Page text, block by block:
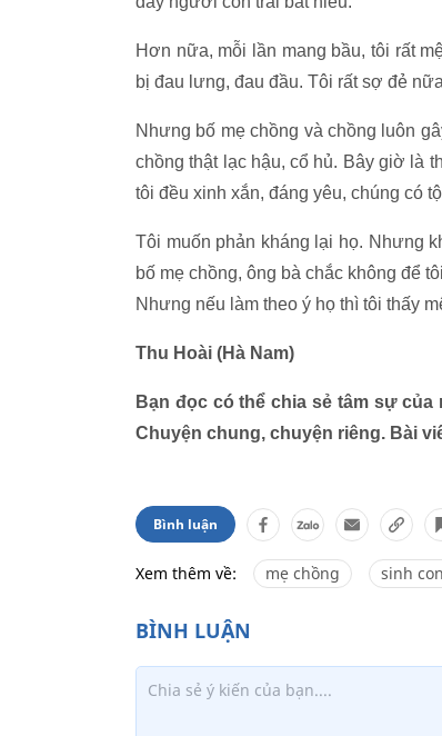
Hơn nữa, mỗi lần mang bầu, tôi rất
bị đau lưng, đau đầu. Tôi rất sợ đẻ
Nhưng bố mẹ chồng và chồng luôn
chồng thật lạc hậu, cổ hủ. Bây giờ là
tôi đều xinh xắn, đáng yêu, chúng có
Tôi muốn phản kháng lại họ. Nhưng
bố mẹ chồng, ông bà chắc không để
Nhưng nếu làm theo ý họ thì tôi thấy
Thu Hoài (Hà Nam)
Bạn đọc có thể chia sẻ tâm sự
Chuyện chung, chuyện riêng. Bài
Bình luận
Xem thêm về: mẹ chồng sinh